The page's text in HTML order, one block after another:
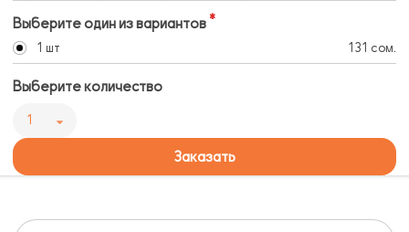
Выберите один из вариантов
1 шт 131 сом.
Выберите количество
1
Заказать